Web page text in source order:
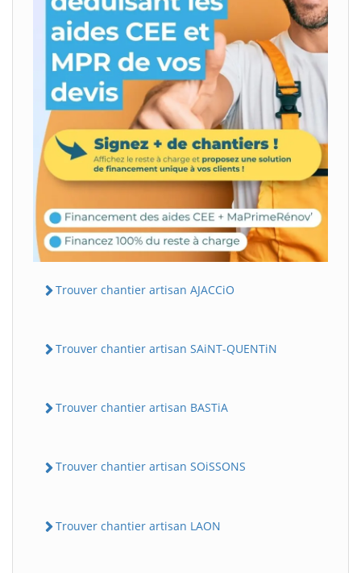
Trouver chantier artisan AJACCiO
Trouver chantier artisan SAiNT-QUENTiN
Trouver chantier artisan BASTiA
Trouver chantier artisan SOiSSONS
Trouver chantier artisan LAON